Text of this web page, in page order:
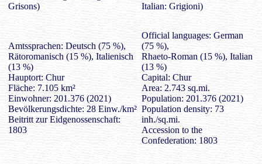
Grisons)
Italian: Grigioni)
Amtssprachen: Deutsch (75 %),
Rätoromanisch (15 %), Italienisch
(13 %)
Hauptort: Chur
Fläche: 7.105 km²
Einwohner: 201.376 (2021)
Bevölkerungsdichte: 28 Einw./km²
Beitritt zur Eidgenossenschaft:
1803
Official languages: German
(75 %),
Rhaeto-Roman (15 %), Italian
(13 %)
Capital: Chur
Area: 2.743 sq.mi.
Population: 201.376 (2021)
Population density: 73
inh./sq.mi.
Accession to the
Confederation: 1803